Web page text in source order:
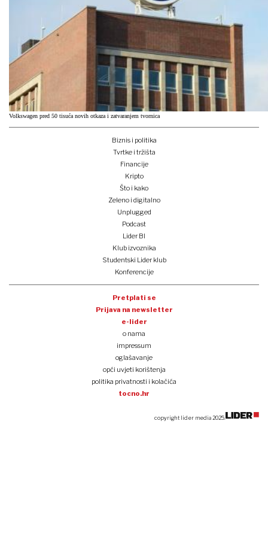
Volkswagen pred 50 tisuća novih otkaza i zatvaranjem tvornica
Biznis i politika
Tvrtke i tržišta
Financije
Kripto
Što i kako
Zeleno i digitalno
Unplugged
Podcast
Lider BI
Klub izvoznika
Studentski Lider klub
Konferencije
Pretplati se
Prijava na newsletter
e-lider
o nama
impressum
oglašavanje
opći uvjeti korištenja
politika privatnosti i kolačića
tocno.hr
copyright lider media 2025.